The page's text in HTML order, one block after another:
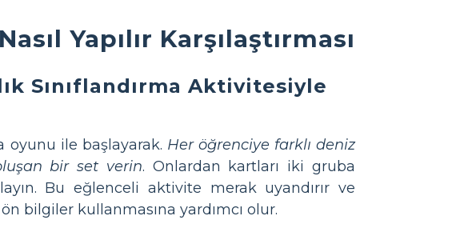
Yapılır Karşılaştırması
Sınıflandırma Aktivitesiyle
oyunu ile başlayarak. Her öğrenciye farklı deniz
bir set verin. Onlardan kartları iki gruba
Bu eğlenceli aktivite merak uyandırır ve
bilgiler kullanmasına yardımcı olur.